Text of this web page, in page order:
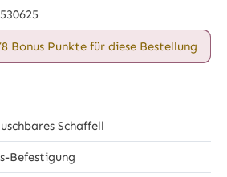
Bonus Punkte für diese Bestellung
Schaffell
Befestigung